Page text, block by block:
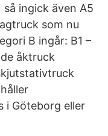
ingick även A5
som nu
B ingår: B1 –
åktruck
i Göteborg eller